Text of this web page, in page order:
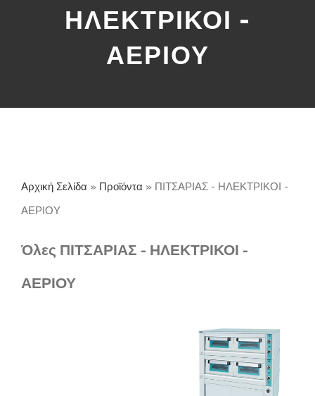
ΗΛΕΚΤΡΙΚΟΙ -
ΑΕΡΙΟΥ
Αρχική Σελίδα » Προϊόντα » ΠΙΤΣΑΡΙΑΣ - ΗΛΕΚΤΡΙΚΟΙ -
ΑΕΡΙΟΥ
Όλες ΠΙΤΣΑΡΙΑΣ - ΗΛΕΚΤΡΙΚΟΙ -
ΑΕΡΙΟΥ